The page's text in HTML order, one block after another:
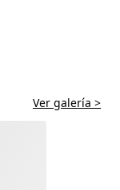
Ver galería >